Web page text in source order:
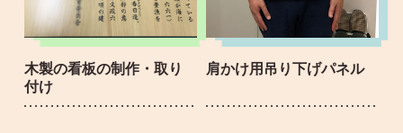
木製の看板の制作・取り
付け
肩かけ用吊り下げパネル